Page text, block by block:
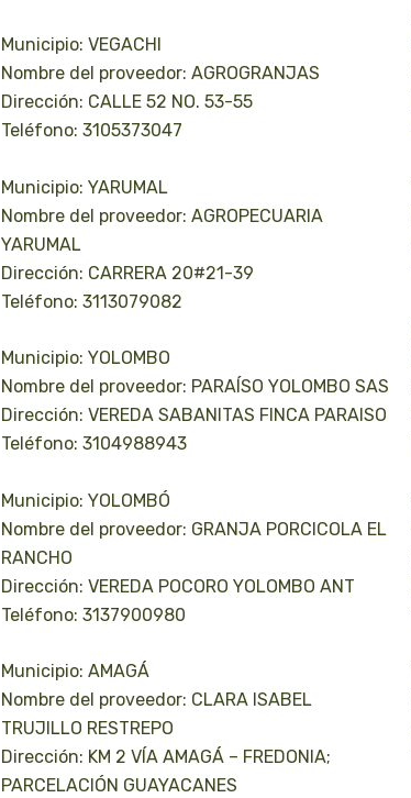
Municipio: VEGACHI
Nombre del proveedor: AGROGRANJAS
Dirección: CALLE 52 NO. 53-55
Teléfono: 3105373047
Municipio: YARUMAL
Nombre del proveedor: AGROPECUARIA
YARUMAL
Dirección: CARRERA 20#21-39
Teléfono: 3113079082
Municipio: YOLOMBO
Nombre del proveedor: PARAÍSO YOLOMBO SAS
Dirección: VEREDA SABANITAS FINCA PARAISO
Teléfono: 3104988943
Municipio: YOLOMBÓ
Nombre del proveedor: GRANJA PORCICOLA EL
RANCHO
Dirección: VEREDA POCORO YOLOMBO ANT
Teléfono: 3137900980
Municipio: AMAGÁ
Nombre del proveedor: CLARA ISABEL
TRUJILLO RESTREPO
Dirección: KM 2 VÍA AMAGÁ – FREDONIA;
PARCELACIÓN GUAYACANES